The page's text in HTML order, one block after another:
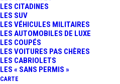
LES CITADINES
LES SUV
LES VÉHICULES MILITAIRES
LES AUTOMOBILES DE LUXE
LES COUPÉS
LES VOITURES PAS CHÈRES
LES CABRIOLETS
LES « SANS PERMIS »
CARTE
efficace du trafic.
Pour visualiser les
Haudricourt Sens 2sur
Afin d’assurer la sécurité et le
passage des véhicules, une